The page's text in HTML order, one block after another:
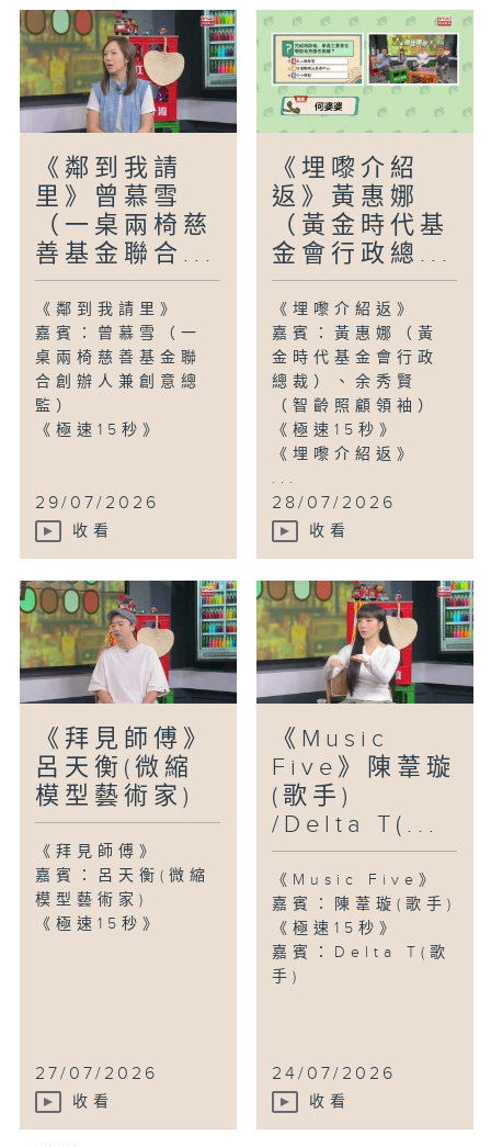
《鄰到我請
里》曾慕雪
（一桌兩椅慈
善基金聯合...
《鄰到我請里》
嘉賓：曾慕雪（一
桌兩椅慈善基金聯
合創辦人兼創意總
監）
《極速15秒》
29/07/2026
收看
《埋嚟介紹
返》黃惠娜
（黃金時代基
金會行政總...
《埋嚟介紹返》
嘉賓：黃惠娜（黃
金時代基金會行政
總裁）、余秀賢
（智齡照顧領袖）
《極速15秒》
《埋嚟介紹返》
...
28/07/2026
收看
《拜見師傅》
呂天衡(微縮
模型藝術家)
《拜見師傅》
嘉賓：呂天衡(微縮
模型藝術家)
《極速15秒》
27/07/2026
收看
《Music
Five》陳葦璇
(歌手)
/Delta T(...
《Music Five》
嘉賓：陳葦璇(歌手)
《極速15秒》
嘉賓：Delta T(歌
手)
24/07/2026
收看